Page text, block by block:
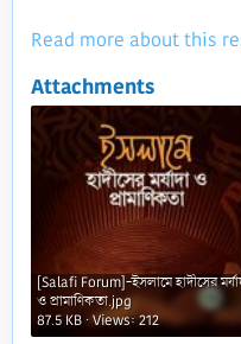
Read more about this
Attachments
[Salafi Forum]-ইসলামে হাদীসের
ও প্রামাণিকতা.jpg
87.5 KB · Views: 212